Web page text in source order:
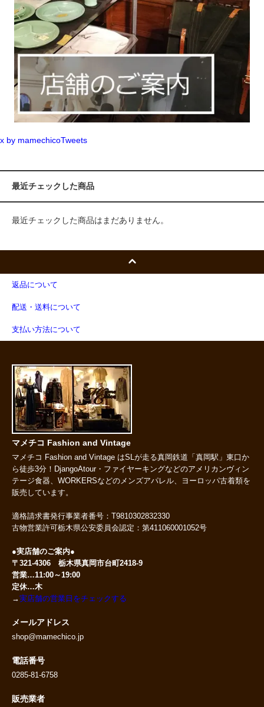
x by mamechicoTweets
最近チェックした商品
最近チェックした商品はまだありません。
返品について
配送・送料について
支払い方法について
マメチコ Fashion and Vintage
マメチコ Fashion and Vintage はSLが走る真岡鉄道「真岡駅」東口か
ら徒歩3分！DjangoAtour・ファイヤーキングなどのアメリカンヴィン
テージ食器、WORKERSなどのメンズアパレル、ヨーロッパ古着類を
販売しています。
適格請求書発行事業者番号：T9810302832330
古物営業許可栃木県公安委員会認定：第411060001052号
●実店舗のご案内●
〒321-4306 栃木県真岡市台町2418-9
営業…11:00～19:00
定休…木
→実店舗の営業日をチェックする
メールアドレス
shop@mamechico.jp
電話番号
0285-81-6758
販売業者